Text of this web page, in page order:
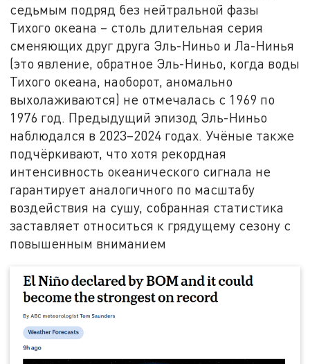
седьмым подряд без нейтральной фазы
Тихого океана – столь длительная серия
сменяющих друг друга Эль-Ниньо иЛа-Нинья
(это явление, обратное Эль-Ниньо, когда воды
Тихого океана, наоборот, аномально
выхолаживаются) не отмечалась с 1969 по
1976 год. Предыдущий эпизод Эль-Ниньо
наблюдался в 2023–2024 годах. Учёные также
подчёркивают, что хотя рекордная
интенсивность океанического сигнала не
гарантирует аналогичного по масштабу
воздействия на сушу, собранная статистика
заставляет относиться к грядущему сезону с
повышенным вниманием